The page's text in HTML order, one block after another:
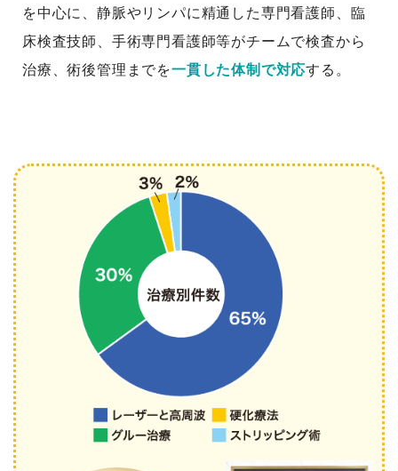
を中心に、静脈やリンパに精通した専門看護師、臨
床検査技師、手術専門看護師等がチームで検査から
治療、術後管理までを一貫した体制で対応する。